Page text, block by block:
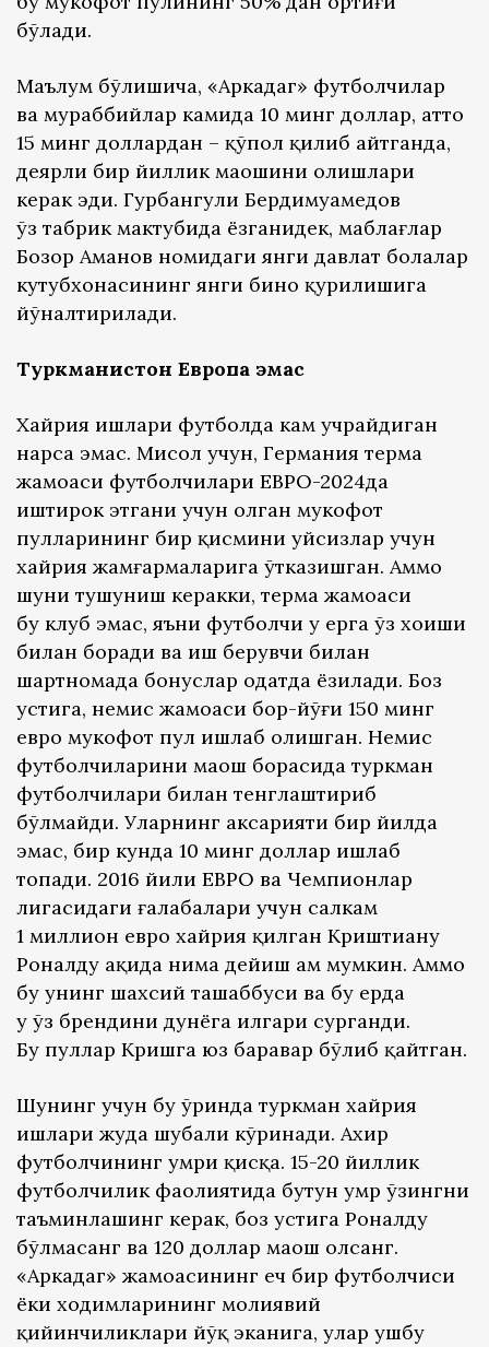
бўлади.
Маълум бўлишича, «Аркадаг» футболчилар
ва мураббийлар камида 10 минг доллар, ҳатто
15 минг доллардан – қўпол қилиб айтганда,
деярли бир йиллик маошини олишлари
керак эди. Гурбангули Бердимуҳамедов
ўз табрик мактубида ёзганидек, маблағлар
Бозор Аманов номидаги янги давлат болалар
кутубхонасининг янги бино қурилишига
йўналтирилади.
Туркманистон Европа эмас
Хайрия ишлари футболда кам учрайдиган
нарса эмас. Мисол учун, Германия терма
жамоаси футболчилари ЕВРО-2024да
иштирок этгани учун олган мукофот
пулларининг бир қисмини уйсизлар учун
хайрия жамғармаларига ўтказишган. Аммо
шуни тушуниш керакки, терма жамоаси
бу клуб эмас, яъни футболчи у ерга ўз хоҳиши
билан боради ва иш берувчи билан
шартномада бонуслар одатда ёзилади. Боз
устига, немис жамоаси бор-йўғи 150 минг
евро мукофот пул ишлаб олишган. Немис
футболчиларини маош борасида туркман
футболчилари билан тенглаштириб
бўлмайди. Уларнинг аксарияти бир йилда
эмас, бир кунда 10 минг доллар ишлаб
топади. 2016 йили ЕВРО ва Чемпионлар
лигасидаги ғалабалари учун салкам
1 миллион евро хайрия қилган Криштиану
Роналду ҳақида нима дейиш ҳам мумкин. Аммо
бу унинг шахсий ташаббуси ва бу ерда
у ўз брендини дунёга илгари сурганди.
Бу пуллар Кришга юз баравар бўлиб қайтган.
Шунинг учун бу ўринда туркман хайрия
ишлари жуда шубҳали кўринади. Ахир
футболчининг умри қисқа. 15-20 йиллик
футболчилик фаолиятида бутун умр ўзингни
таъминлашинг керак, боз устига Роналду
бўлмасанг ва 120 доллар маош олсанг.
«Аркадаг» жамоасининг ҳеч бир футболчиси
ёки ходимларининг молиявий
қийинчиликлари йўқ эканига, улар ушбу